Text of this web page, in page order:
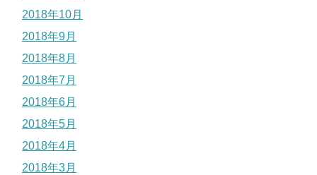
2018年10月
2018年9月
2018年8月
2018年7月
2018年6月
2018年5月
2018年4月
2018年3月